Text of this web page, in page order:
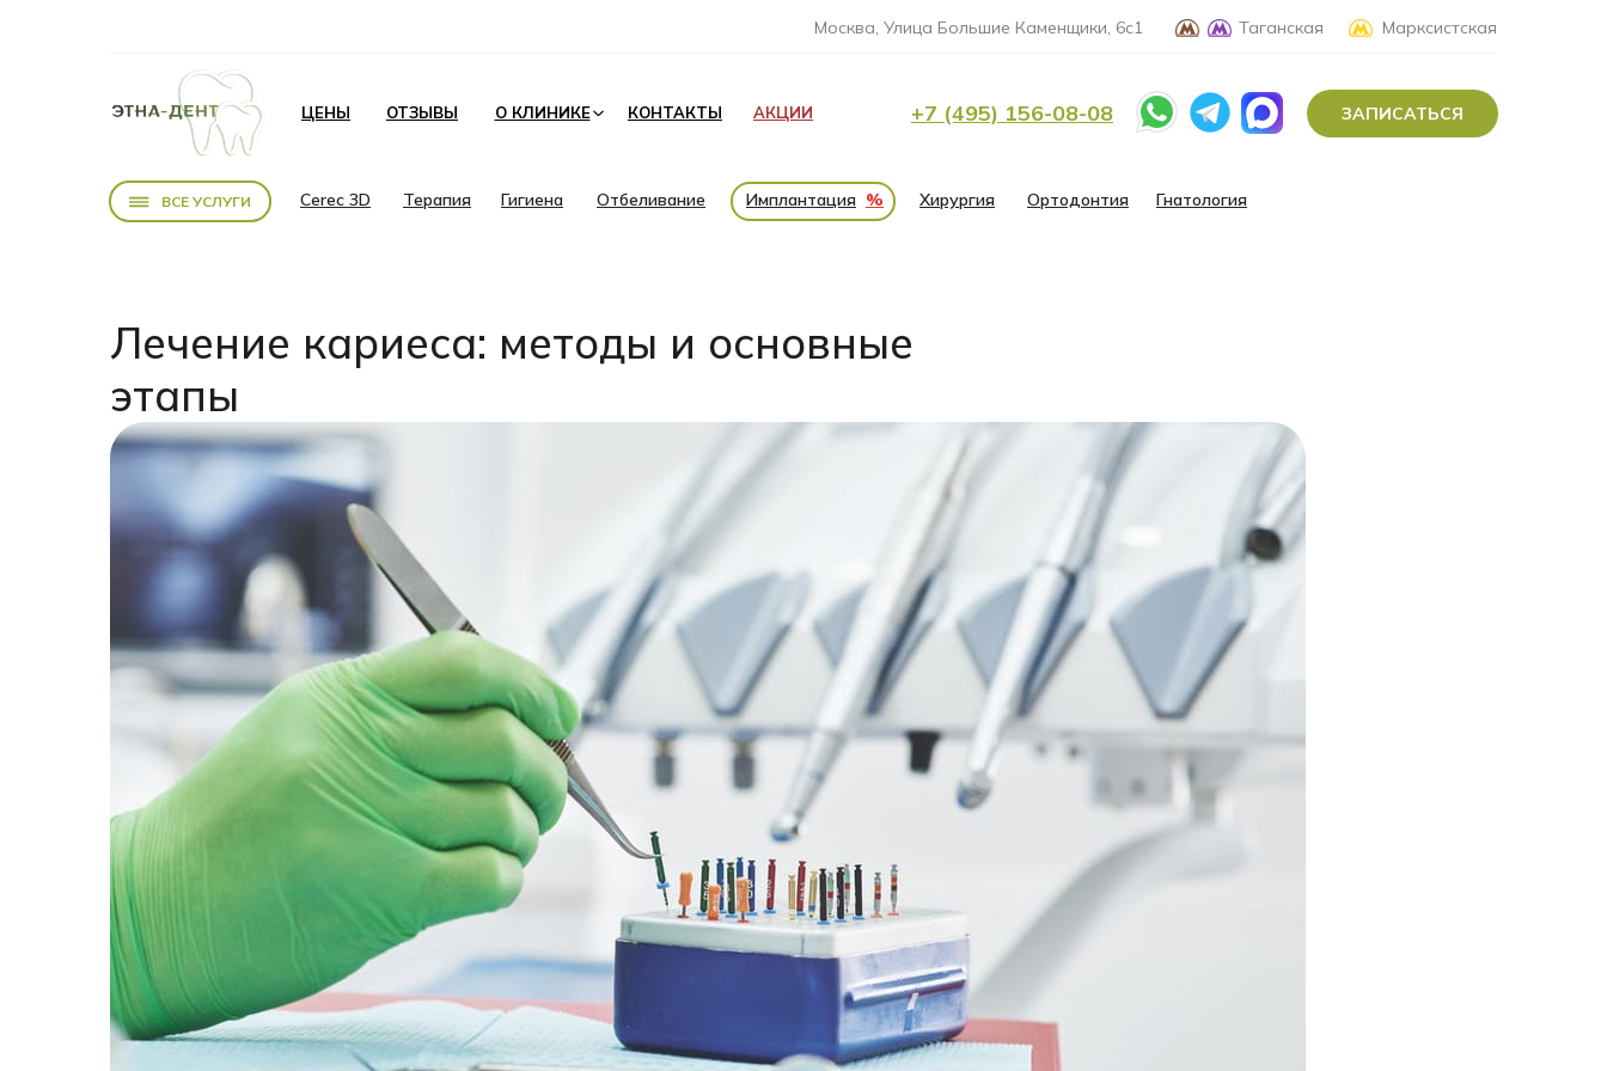
ЦЕНЫ ОТЗЫВЫ О КЛИНИКЕ КОНТАКТЫ АКЦИИ +7 (495) 156-08-08 ЗАПИСАТЬСЯ
Марксистская
Таганская
Москва, Улица Большие Каменщики, 6с1
Cerec 3D Терапия Гигиена Хирургия Гнатология
Ортодонтия
ВСЕ УСЛУГИ %
Имплантация
Отбеливание
Лечение кариеса: методы и основные
этапы